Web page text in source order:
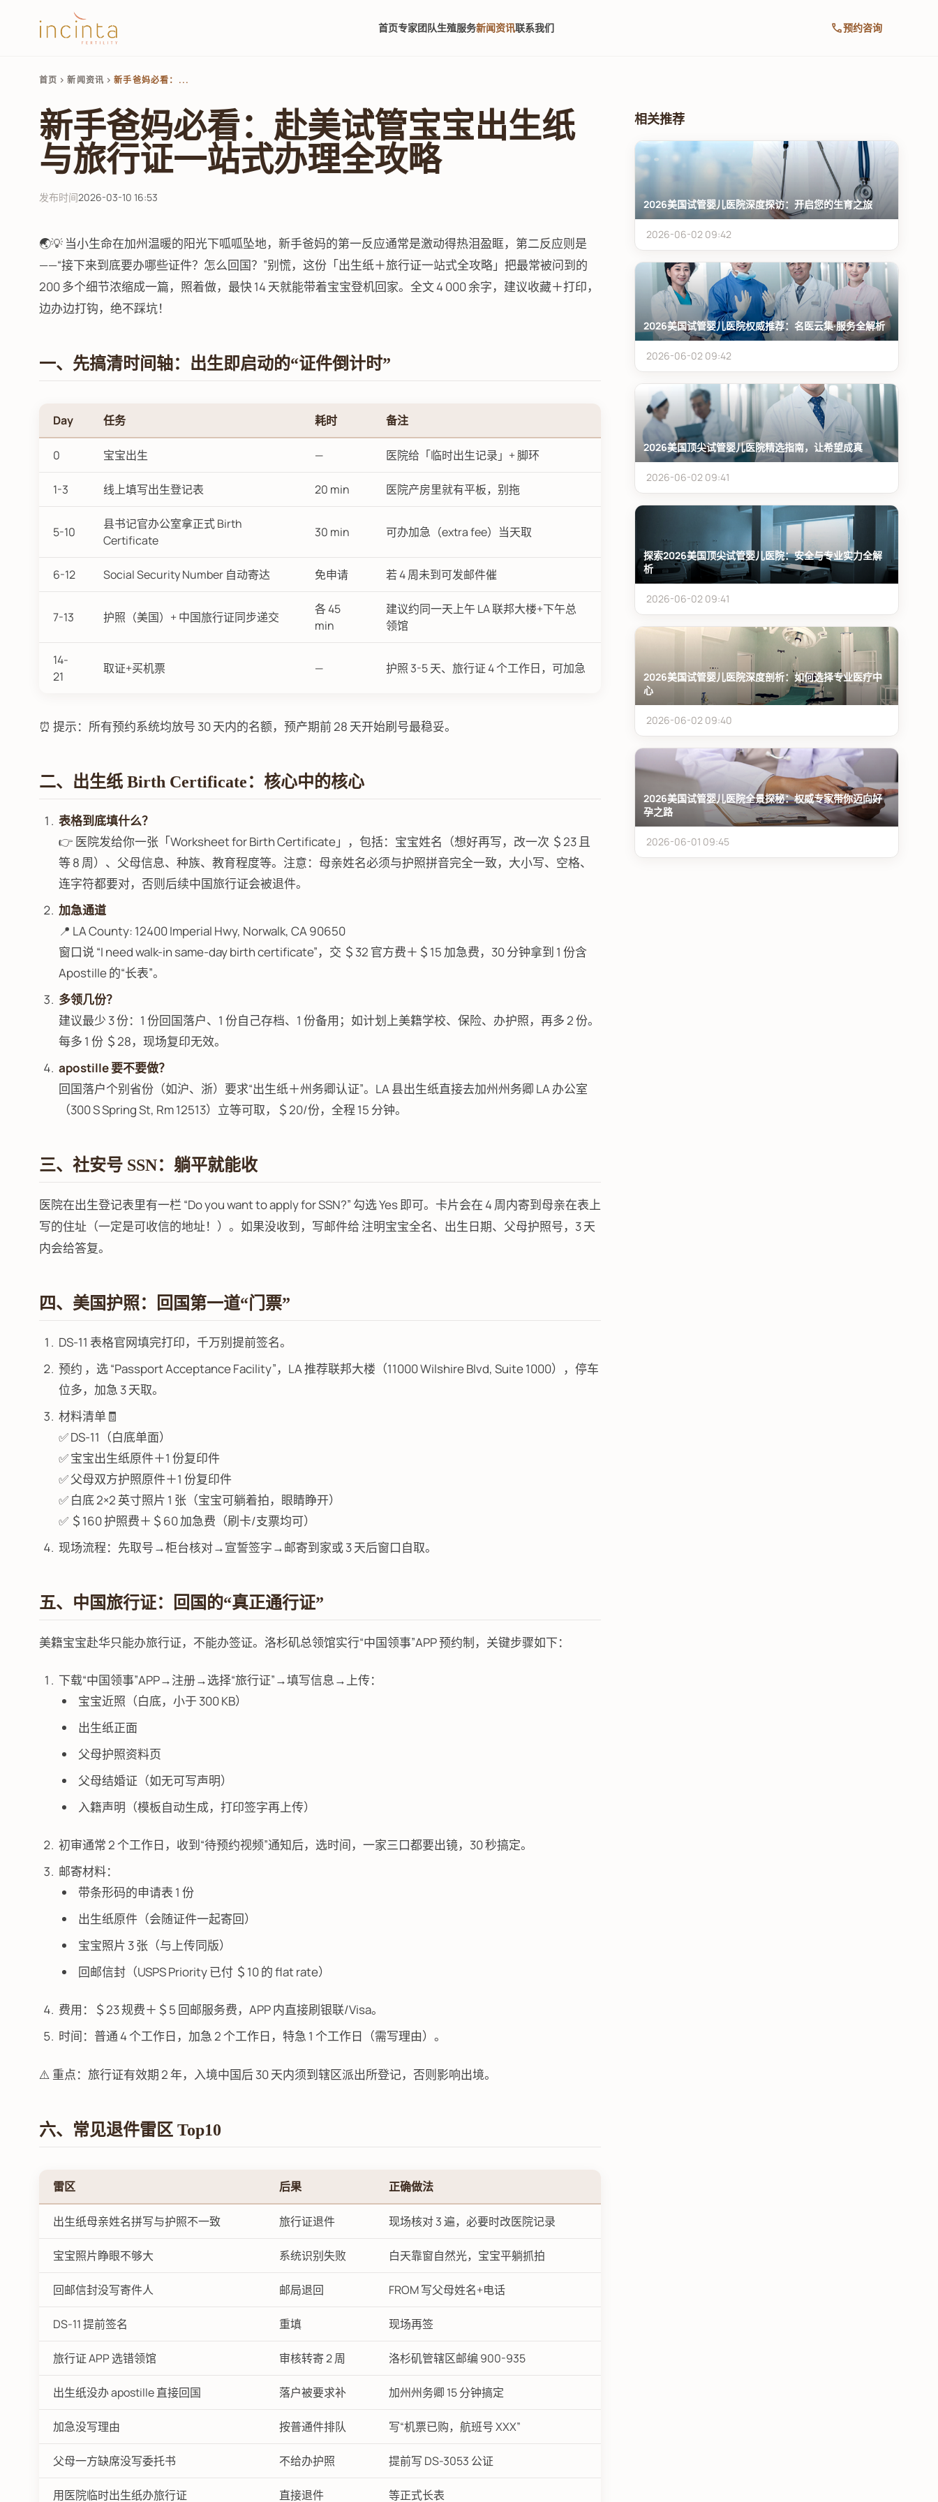
首页专家团队生殖服务新闻资讯联系我们 call预约咨询
首页 chevron_right新闻资讯 chevron_right新手爸妈必看：...
新手爸妈必看：赴美试管宝宝出生纸
与旅行证一站式办理全攻略
发布时间2026-03-10 16:53
🌏💡 当小生命在加州温暖的阳光下呱呱坠地，新手爸妈的第一反应通常是激动得热泪盈眶，第二反应则是
——“接下来到底要办哪些证件？怎么回国？”别慌，这份「出生纸＋旅行证一站式全攻略」把最常被问到的
200 多个细节浓缩成一篇，照着做，最快 14 天就能带着宝宝登机回家。全文 4 000 余字，建议收藏＋打印，
边办边打钩，绝不踩坑！
一、先搞清时间轴：出生即启动的“证件倒计时”
Day 任务 耗时 备注
0 宝宝出生 — 医院给「临时出生记录」+ 脚环
1-3 线上填写出生登记表 20 min 医院产房里就有平板，别拖
5-10
县书记官办公室拿正式 Birth
Certificate
30 min 可办加急（extra fee）当天取
6-12 Social Security Number 自动寄达 免申请 若 4 周未到可发邮件催
7-13 护照（美国）+ 中国旅行证同步递交
各 45
min
建议约同一天上午 LA 联邦大楼+下午总
领馆
14-
21
取证+买机票 — 护照 3-5 天、旅行证 4 个工作日，可加急
⏰ 提示：所有预约系统均放号 30 天内的名额，预产期前 28 天开始刷号最稳妥。
二、出生纸 Birth Certificate：核心中的核心
表格到底填什么？
👉 医院发给你一张「Worksheet for Birth Certificate」，包括：宝宝姓名（想好再写，改一次 ＄23 且
等 8 周）、父母信息、种族、教育程度等。注意：母亲姓名必须与护照拼音完全一致，大小写、空格、
连字符都要对，否则后续中国旅行证会被退件。
加急通道
📍 LA County: 12400 Imperial Hwy, Norwalk, CA 90650
窗口说 “I need walk-in same-day birth certificate”，交 ＄32 官方费＋＄15 加急费，30 分钟拿到 1 份含
Apostille 的“长表”。
多领几份？
建议最少 3 份：1 份回国落户、1 份自己存档、1 份备用；如计划上美籍学校、保险、办护照，再多 2 份。
每多 1 份 ＄28，现场复印无效。
apostille 要不要做？
回国落户个别省份（如沪、浙）要求“出生纸＋州务卿认证”。LA 县出生纸直接去加州州务卿 LA 办公室
（300 S Spring St, Rm 12513）立等可取，＄20/份，全程 15 分钟。
三、社安号 SSN：躺平就能收
医院在出生登记表里有一栏 “Do you want to apply for SSN?” 勾选 Yes 即可。卡片会在 4 周内寄到母亲在表上
写的住址（一定是可收信的地址！）。如果没收到，写邮件给 注明宝宝全名、出生日期、父母护照号，3 天
内会给答复。
四、美国护照：回国第一道“门票”
DS-11 表格官网填完打印，千万别提前签名。
预约 ，选 “Passport Acceptance Facility”，LA 推荐联邦大楼（11000 Wilshire Blvd, Suite 1000），停车
位多，加急 3 天取。
材料清单🧾
✅ DS-11（白底单面）
✅ 宝宝出生纸原件＋1 份复印件
✅ 父母双方护照原件＋1 份复印件
✅ 白底 2×2 英寸照片 1 张（宝宝可躺着拍，眼睛睁开）
✅ ＄160 护照费＋＄60 加急费（刷卡/支票均可）
现场流程：先取号→柜台核对→宣誓签字→邮寄到家或 3 天后窗口自取。
五、中国旅行证：回国的“真正通行证”
美籍宝宝赴华只能办旅行证，不能办签证。洛杉矶总领馆实行“中国领事”APP 预约制，关键步骤如下：
下载“中国领事”APP→注册→选择“旅行证”→填写信息→上传：
宝宝近照（白底，小于 300 KB）
出生纸正面
父母护照资料页
父母结婚证（如无可写声明）
入籍声明（模板自动生成，打印签字再上传）
初审通常 2 个工作日，收到“待预约视频”通知后，选时间，一家三口都要出镜，30 秒搞定。
邮寄材料：
带条形码的申请表 1 份
出生纸原件（会随证件一起寄回）
宝宝照片 3 张（与上传同版）
回邮信封（USPS Priority 已付 ＄10 的 flat rate）
费用：＄23 规费＋＄5 回邮服务费，APP 内直接刷银联/Visa。
时间：普通 4 个工作日，加急 2 个工作日，特急 1 个工作日（需写理由）。
⚠️ 重点：旅行证有效期 2 年，入境中国后 30 天内须到辖区派出所登记，否则影响出境。
六、常见退件雷区 Top10
雷区 后果 正确做法
出生纸母亲姓名拼写与护照不一致 旅行证退件 现场核对 3 遍，必要时改医院记录
宝宝照片睁眼不够大 系统识别失败 白天靠窗自然光，宝宝平躺抓拍
回邮信封没写寄件人 邮局退回 FROM 写父母姓名+电话
DS-11 提前签名 重填 现场再签
旅行证 APP 选错领馆 审核转寄 2 周 洛杉矶管辖区邮编 900-935
出生纸没办 apostille 直接回国 落户被要求补 加州州务卿 15 分钟搞定
加急没写理由 按普通件排队 写“机票已购，航班号 XXX”
父母一方缺席没写委托书 不给办护照 提前写 DS-3053 公证
用医院临时出生纸办旅行证 直接退件 等正式长表
相关推荐
2026美国试管婴儿医院深度探访：开启您的生育之旅
2026-06-02 09:42
2026美国试管婴儿医院权威推荐：名医云集·服务全解析
2026-06-02 09:42
2026美国顶尖试管婴儿医院精选指南，让希望成真
2026-06-02 09:41
探索2026美国顶尖试管婴儿医院：安全与专业实力全解
析
2026-06-02 09:41
2026美国试管婴儿医院深度剖析：如何选择专业医疗中
心
2026-06-02 09:40
2026美国试管婴儿医院全景探秘：权威专家带你迈向好
孕之路
2026-06-01 09:45